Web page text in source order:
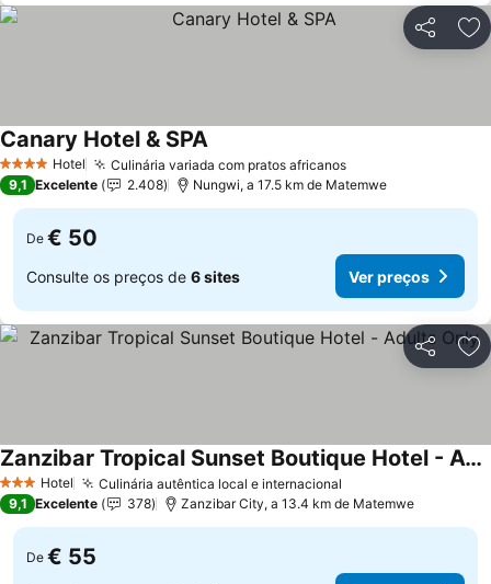
Partilhar
4 EstrelasHotel Culinária variada com pratos africanosVer preços
Canary Hotel & SPAVer preços
9,1 Excelente 2.408 Nungwi, a 17.5 km de Matemwe
De € 50
Consulte os preços de 6 sites Ver preços
Partilhar
3 EstrelasHotel Culinária autêntica local e internacional
Zanzibar Tropical Sunset Boutique Hotel - Adults Only
Ver preços
9,1 Excelente 378 Zanzibar City, a 13.4 km de Matemwe
De € 55